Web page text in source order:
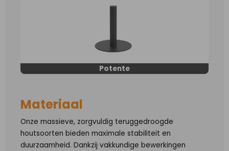
Potente
Materiaal
Onze massieve, zorgvuldig teruggedroogde
houtsoorten bieden maximale stabiliteit en
duurzaamheid. Dankzij vakkundige bewerkingen